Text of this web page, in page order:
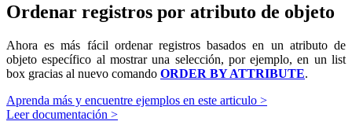
Ordenar registros por atributo de objeto
Ahora es más fácil ordenar registros basados en un atributo de
objeto específico al mostrar una selección, por ejemplo, en un list
box gracias al nuevo comando ORDER BY ATTRIBUTE.
Aprenda más y encuentre ejemplos en este articulo >
Leer documentación >